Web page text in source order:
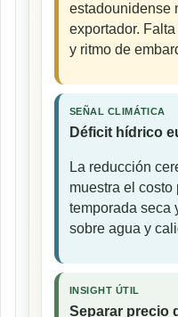
estadounidense
exportador.
y ritmo de
SEÑAL CLIMÁTICA
Déficit hídrico
La reducción
muestra el costo
temporada seca
sobre agua y
INSIGHT ÚTIL
Separar precio